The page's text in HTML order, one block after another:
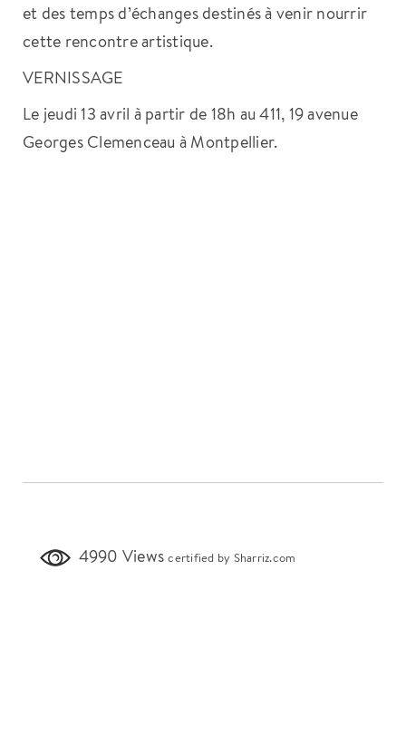
et des temps d’échanges destinés à venir nourrir
cette rencontre artistique.
VERNISSAGE
Le jeudi 13 avril à partir de 18h au 411, 19 avenue
Georges Clemenceau à Montpellier.
4990 Viewscertified by Sharriz.com